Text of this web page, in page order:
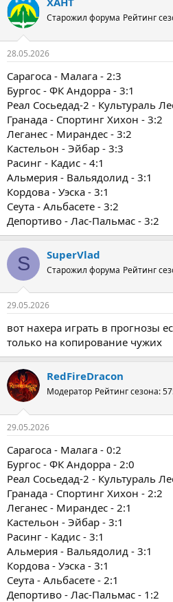
Старожил форума Рейтинг
28.05.2026
Сарагоса - Малага - 2:3
Бургос - ФК Андорра - 3:1
Реал Сосьедад-2 - Культураль
Гранада - Спортинг Хихон - 3:2
Леганес - Мирандес - 3:2
Кастельон - Эйбар - 3:3
Расинг - Кадис - 4:1
Альмерия - Вальядолид - 3:1
Кордова - Уэска - 3:1
Сеута - Альбасете - 3:2
Депортиво - Лас-Пальмас - 3:2
S SuperVlad
Старожил форума Рейтинг
29.05.2026
вот нахера играть в прогнозы
только на копирование чужих
RedFireDracon
Модератор Рейтинг сезона:
29.05.2026
Сарагоса - Малага - 0:2
Бургос - ФК Андорра - 2:0
Реал Сосьедад-2 - Культураль
Гранада - Спортинг Хихон - 2:2
Леганес - Мирандес - 2:1
Кастельон - Эйбар - 3:1
Расинг - Кадис - 3:1
Альмерия - Вальядолид - 3:1
Кордова - Уэска - 3:1
Сеута - Альбасете - 2:1
Депортиво - Лас-Пальмас - 1:2